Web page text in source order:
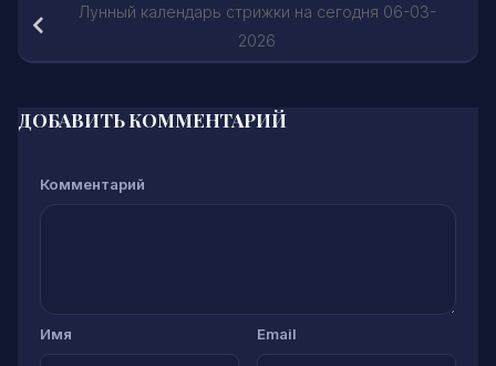
Лунный календарь стрижки на сегодня 06-03-
2026
ДОБАВИТЬ КОММЕНТАРИЙ
Комментарий
Имя Email